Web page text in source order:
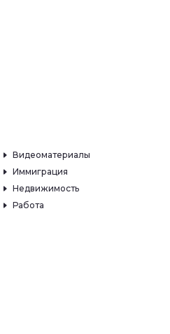
Видеоматериалы
Иммиграция
Недвижимость
Работа